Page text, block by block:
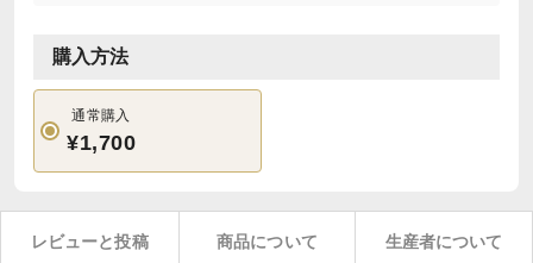
購入方法
通常購入
¥1,700
レビューと投稿 商品について 生産者について